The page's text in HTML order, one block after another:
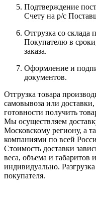
Подтверждение
Счету на р/с
Отгрузка со склада
Покупателю в
заказа.
Оформление и
документов.
Отгрузка товара
самовывоза или
готовности получить
Мы осуществляем
Московскому региону, а
компаниями по всей
Стоимость доставки
веса, объема и габаритов
индивидуально.
покупателя.